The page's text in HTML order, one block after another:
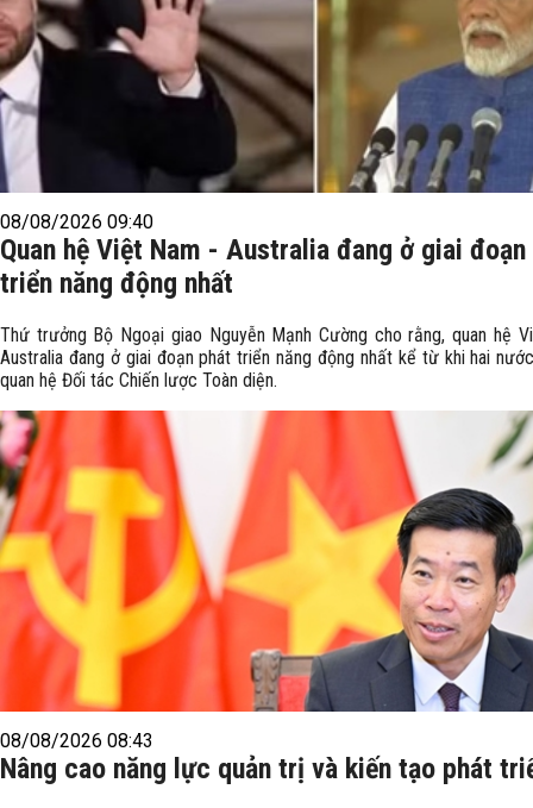
08/08/2026 09:40
Quan hệ Việt Nam - Australia đang ở giai
triển năng động nhất
Thứ trưởng Bộ Ngoại giao Nguyễn Mạnh Cường cho rằng, quan hệ
Australia đang ở giai đoạn phát triển năng động nhất kể từ khi hai
quan hệ Đối tác Chiến lược Toàn diện.
08/08/2026 08:43
Nâng cao năng lực quản trị và kiến tạo phát